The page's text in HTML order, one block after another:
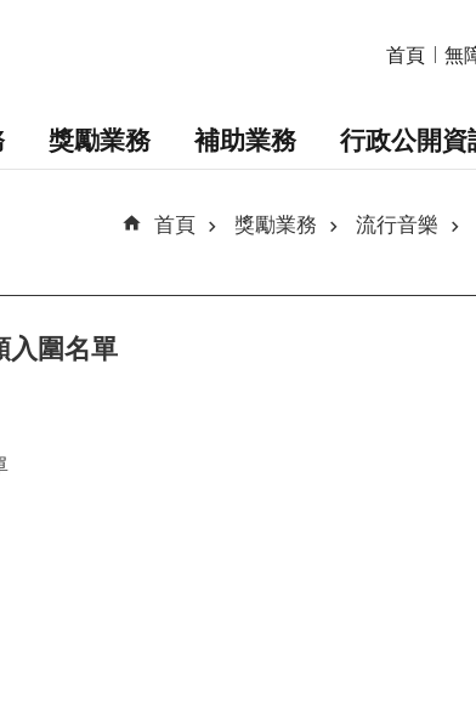
首頁 無
獎勵業務 補助業務 行政公開資
首頁 獎勵業務 流行音樂
入圍名單